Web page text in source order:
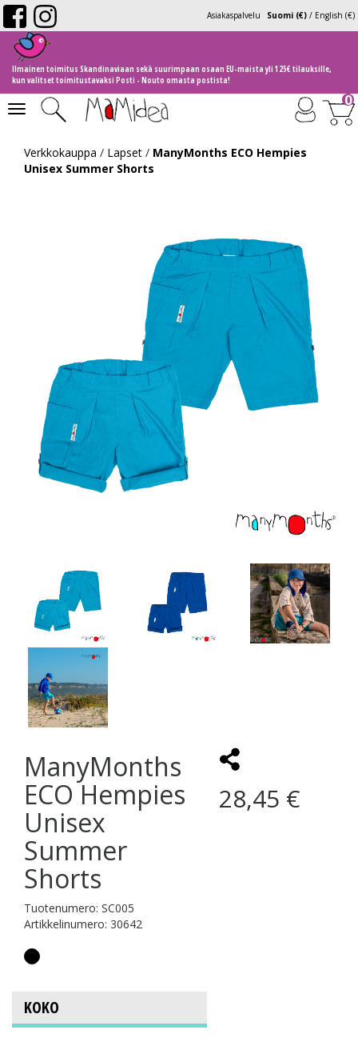
Suomi (€) / English (€)
Asiakaspalvelu
Ilmainen toimitus Skandinaviaan sekä suurimpaan osaan EU-maista yli 125€ tilauksille,
kun valitset toimitustavaksi Posti - Nouto omasta postista!
Toggle
navigation
0
Verkkokauppa / Lapset / ManyMonths ECO Hempies
Unisex Summer Shorts
ManyMonths
ECO Hempies
Unisex
Summer
Shorts
Tuotenumero: SC005
Artikkelinumero: 30642
28,45 €